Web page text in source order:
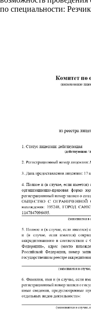
по специальности: